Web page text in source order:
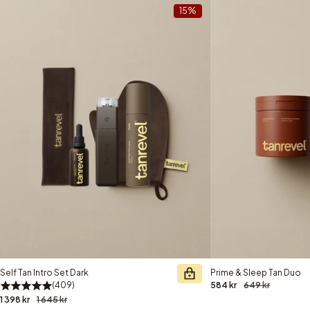
15%
Self Tan Intro Set Dark
409
1 398 kr
1 645 kr
Prime & Sleep Tan Duo
584 kr
649 kr